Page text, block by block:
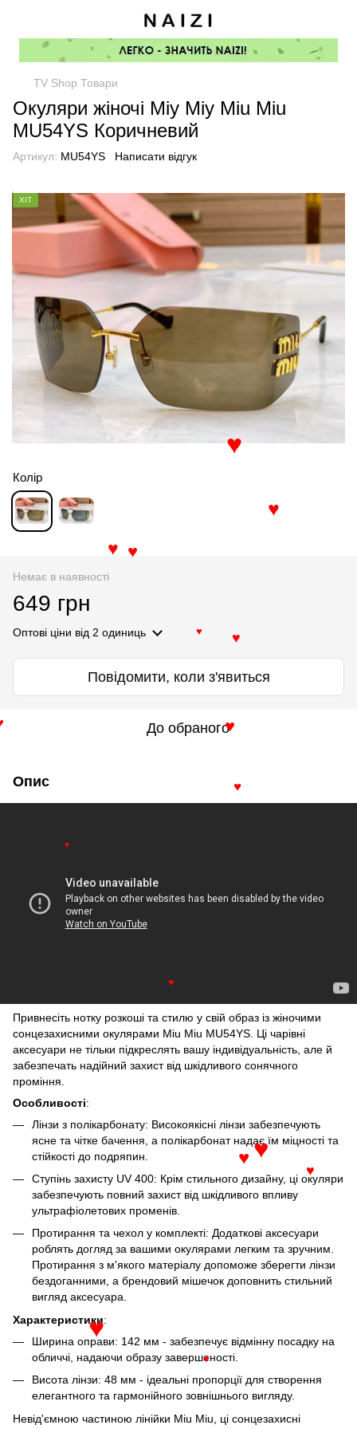
TV Shop Товари
Окуляри жіночі Міу Міу Miu Miu
MU54YS Коричневий
Артикул: MU54YS Написати відгук
ХІТ
Колір
Немає в наявності
649 грн
Оптові ціни від 2 одиниць
Повідомити, коли з'явиться
До обраного
Опис
Привнесіть нотку розкоші та стилю у свій образ із жіночими
сонцезахисними окулярами Miu Miu MU54YS. Ці чарівні
аксесуари не тільки підкреслять вашу індивідуальність, але й
забезпечать надійний захист від шкідливого сонячного
проміння.
Особливості:
Лінзи з полікарбонату: Високоякісні лінзи забезпечують
ясне та чітке бачення, а полікарбонат надає їм міцності та
стійкості до подряпин.
Ступінь захисту UV 400: Крім стильного дизайну, ці окуляри
забезпечують повний захист від шкідливого впливу
ультрафіолетових променів.
Протирання та чехол у комплекті: Додаткові аксесуари
роблять догляд за вашими окулярами легким та зручним.
Протирання з м'якого матеріалу допоможе зберегти лінзи
бездоганними, а брендовий мішечок доповнить стильний
вигляд аксесуара.
Характеристики:
Ширина оправи: 142 мм - забезпечує відмінну посадку на
обличчі, надаючи образу завершеності.
Висота лінзи: 48 мм - ідеальні пропорції для створення
елегантного та гармонійного зовнішнього вигляду.
Невід'ємною частиною лінійки Miu Miu, ці сонцезахисні
♥
♥ ♥
♥
♥